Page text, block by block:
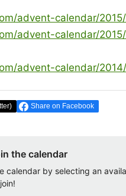
advent-calendar/
advent-calendar/
advent-calendar/
Share on Facebook
the calendar
calendar by selecting an